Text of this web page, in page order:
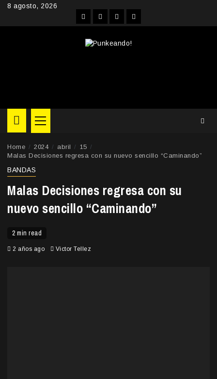
Skip8 agosto, 2026
FacebookInstagram
YouTubeTwitter
Primary
Menu
Home 2024 abril
15
Malas Decisiones regresa con su nuevo sencillo “Caminando”
BANDAS
Malas Decisiones regresa con su
nuevo sencillo “Caminando”
2 min read
2 años ago Victor Tellez